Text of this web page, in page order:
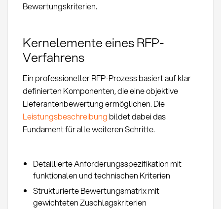
Bewertungskriterien.
Kernelemente eines RFP-
Verfahrens
Ein professioneller RFP-Prozess basiert auf klar
definierten Komponenten, die eine objektive
Lieferantenbewertung ermöglichen. Die
Leistungsbeschreibung bildet dabei das
Fundament für alle weiteren Schritte.
Detaillierte Anforderungsspezifikation mit
funktionalen und technischen Kriterien
Strukturierte Bewertungsmatrix mit
gewichteten Zuschlagskriterien